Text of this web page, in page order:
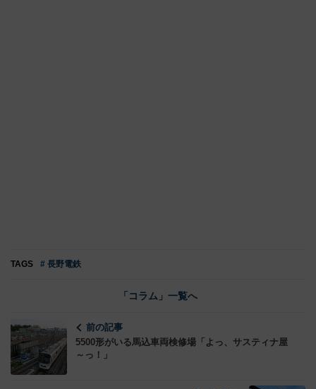
TAGS # 長野電鉄
「コラム」一覧へ
前の記事
5500形がいる馬込車両検修場「よっ、サスティナ屋
～っ！」